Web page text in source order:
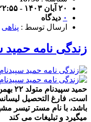
۲۰ آبان ۱۴۰۳ - ۲۲:۵۵
۰ دیدگاه
ارسال توسط : پناهی
زندگی نامه حمید
است، فارغ التحصیل
باشد، با نام مستر تیسر
میگیرد و تبلیغات می کند